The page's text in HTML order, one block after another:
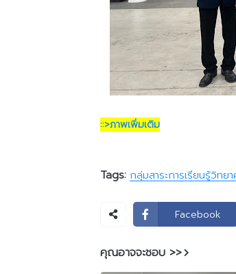
::>ภาพเพิ่มเติม
Tags: กลุ่มสาระการเรียนรู้วิทย
Facebook
คุณอาจจะชอบ >>